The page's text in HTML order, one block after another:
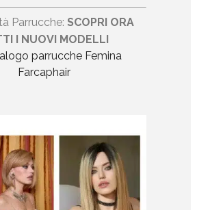
SCOPRI ORA
I NUOVI MODELLI
parrucche Femina
Farcaphair